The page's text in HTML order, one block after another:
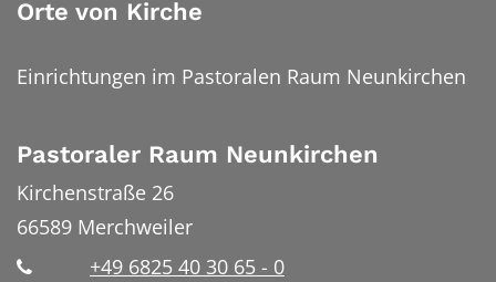
Orte von Kirche
Einrichtungen im Pastoralen Raum Neunkirchen
Pastoraler Raum Neunkirchen
Kirchenstraße 26
66589 Merchweiler
+49 6825 40 30 65 - 0